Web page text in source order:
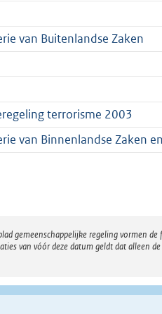
van Buitenlandse Zaken
terrorisme 2003
van Binnenlandse Zaken
gemeenschappelijke regeling vormen
van vóór deze datum geldt dat alleen